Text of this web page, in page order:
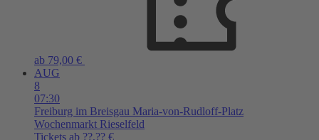
ab 79,00 €
AUG
8
07:30
Freiburg im Breisgau Maria-von-Rudloff-Platz
Wochenmarkt Rieselfeld
Tickets ab ??,?? €